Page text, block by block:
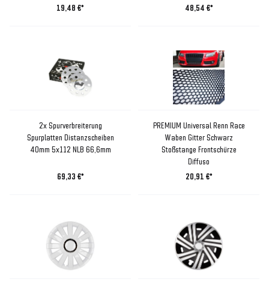
19,48 €* 48,54 €*
2x Spurverbreiterung
Spurplatten Distanzscheiben
40mm 5x112 NLB 66,6mm
69,33 €*
PREMIUM Universal Renn Race
Waben Gitter Schwarz
Stoßstange Frontschürze
Diffuso
20,91 €*